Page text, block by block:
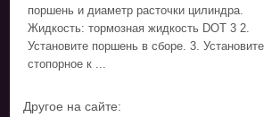
поршень и диаметр расточки цилиндра.
Жидкость: тормозная жидкость DOT 3 2.
Установите поршень в сборе. 3. Установите
стопорное к ...
Другое на сайте: